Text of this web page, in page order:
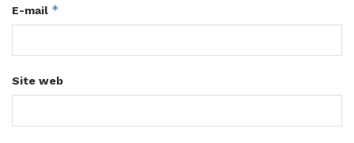
E-mail *
Site web